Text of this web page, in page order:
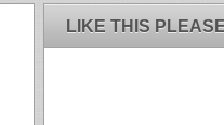
LIKE THIS PLEASE